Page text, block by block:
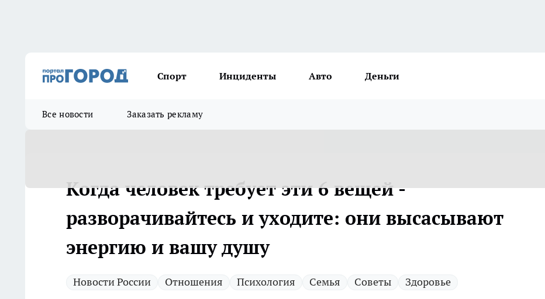
Спорт Инциденты Авто Деньги
Все новости Заказать рекламу
Когда человек требует эти 6 вещей -
разворачивайтесь и уходите: они высасывают
энергию и вашу душу
Новости России Отношения Психология Семья Советы Здоровье